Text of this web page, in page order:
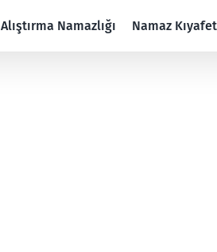
Alıştırma Namazlığı Namaz